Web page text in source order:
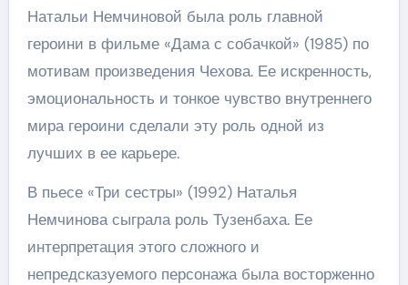
Натальи Немчиновой была роль главной
героини в фильме «Дама с собачкой» (1985) по
мотивам произведения Чехова. Ее искренность,
эмоциональность и тонкое чувство внутреннего
мира героини сделали эту роль одной из
лучших в ее карьере.
В пьесе «Три сестры» (1992) Наталья
Немчинова сыграла роль Тузенбаха. Ее
интерпретация этого сложного и
непредсказуемого персонажа была восторженно